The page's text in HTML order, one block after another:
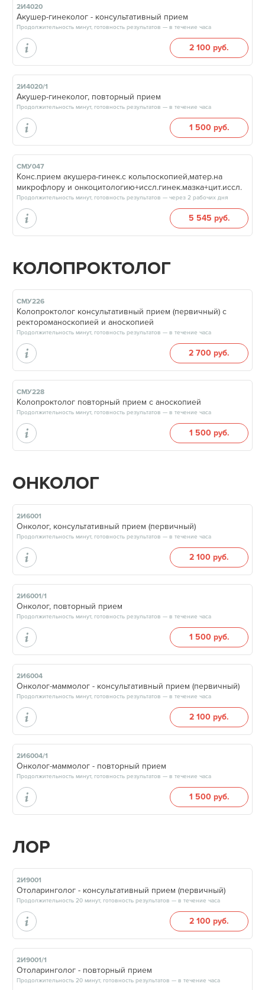
2И4020
Акушер-гинеколог - консультативный прием
Продолжительность минут, готовность результатов — в течение часа
2 100 руб.
2И4020/1
Акушер-гинеколог, повторный прием
Продолжительность минут, готовность результатов — в течение часа
1 500 руб.
СМУ047
Конс.прием акушера-гинек.с кольпоскопией,матер.на
микрофлору и онкоцитологию+иссл.гинек.мазка+цит.иссл.
Продолжительность минут, готовность результатов — через 2 рабочих дня
5 545 руб.
КОЛОПРОКТОЛОГ
СМУ226
Колопроктолог консультативный прием (первичный) с
ректороманоскопией и аноскопией
Продолжительность минут, готовность результатов — в течение часа
2 700 руб.
СМУ228
Колопроктолог повторный прием с аноскопией
Продолжительность минут, готовность результатов — в течение часа
1 500 руб.
ОНКОЛОГ
2И6001
Онколог, консультативный прием (первичный)
Продолжительность минут, готовность результатов — в течение часа
2 100 руб.
2И6001/1
Онколог, повторный прием
Продолжительность минут, готовность результатов — в течение часа
1 500 руб.
2И6004
Онколог-маммолог - консультативный прием (первичный)
Продолжительность минут, готовность результатов — в течение часа
2 100 руб.
2И6004/1
Онколог-маммолог - повторный прием
Продолжительность минут, готовность результатов — в течение часа
1 500 руб.
ЛОР
2И9001
Отоларинголог - консультативный прием (первичный)
Продолжительность 20 минут, готовность результатов — в течение часа
2 100 руб.
2И9001/1
Отоларинголог - повторный прием
Продолжительность 20 минут, готовность результатов — в течение часа